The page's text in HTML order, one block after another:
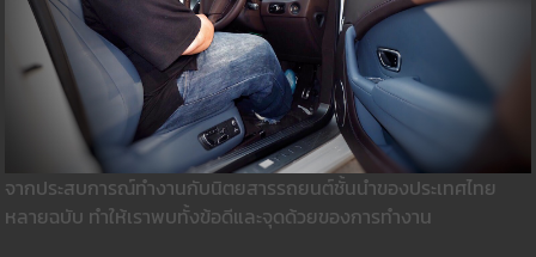
จากประสบการณ์ทำงานกับนิตยสารรถยนต์ชั้นนำของประเทศไทย
หลายฉบับ ทำให้เราพบทั้งข้อดีและจุดด้วยของการทำงาน